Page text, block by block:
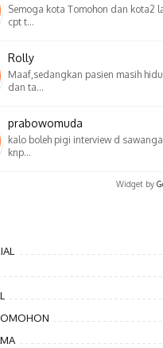
Semoga kota Tomohon dan kota2
cpt t…
Rolly
Maaf,sedangkan pasien masih
dan ta…
prabowomuda
kalo boleh pigi interview d
knp…
Widget by